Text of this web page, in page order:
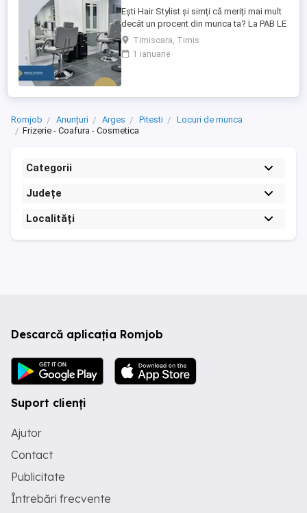
Ești Hair Stylist și simți că meriți mai mult
decât un procent din munca ta? La PAB LE
Studio îți oferim mai mult decât un scaun
de închiriat. Îți oferim oportunitatea de a-ți
construi propriul brand, de a-ți dezvolta
unele dintre ...
Timisoara, Timis
1 ianuarie
Romjob Anunțuri Arges Pitesti
Locuri de munca
Frizerie - Coafura - Cosmetica
Categorii
Județe
Localități
Descarcă aplicația Romjob
Suport clienți
Ajutor
Contact
Publicitate
Întrebări frecvente